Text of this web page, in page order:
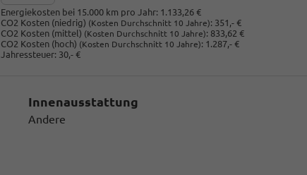
Energiekosten bei 15.000 km pro Jahr: 1.133,26 €
CO2 Kosten (niedrig) (Kosten Durchschnitt 10 Jahre): 351,- €
CO2 Kosten (mittel) (Kosten Durchschnitt 10 Jahre): 833,62 €
CO2 Kosten (hoch) (Kosten Durchschnitt 10 Jahre): 1.287,- €
Jahressteuer: 30,- €
Innenausstattung
Andere